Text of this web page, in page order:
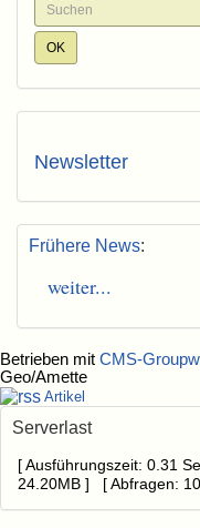
Newsletter
Frühere News:
weiter...
Betrieben mit CMS-
Geo/Amette
Artikel
Serverlast
[ Ausführungszeit: 0.31
24.20MB ] [ Abfragen: